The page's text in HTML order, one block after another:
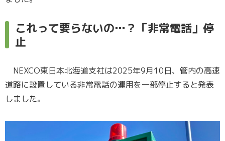
これって要らないの…？「非常電話」停
止
NEXCO東日本北海道支社は2025年9月10日、管内の高速
道路に設置している非常電話の運用を一部停止すると発表
しました。